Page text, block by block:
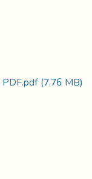
مذكرة تخرج هشام براهيمي وحواص أيمن PDF.pdf(7.76 MB)